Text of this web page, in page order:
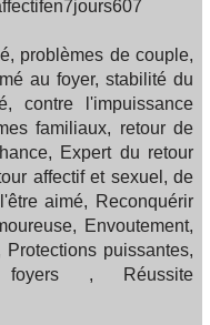
problèmes de couple,
au foyer, stabilité du
contre l'impuissance
familiaux, retour de
Expert du retour
affectif et sexuel, de
aimé, Reconquérir
Envoutement,
puissantes,
foyers , Réussite